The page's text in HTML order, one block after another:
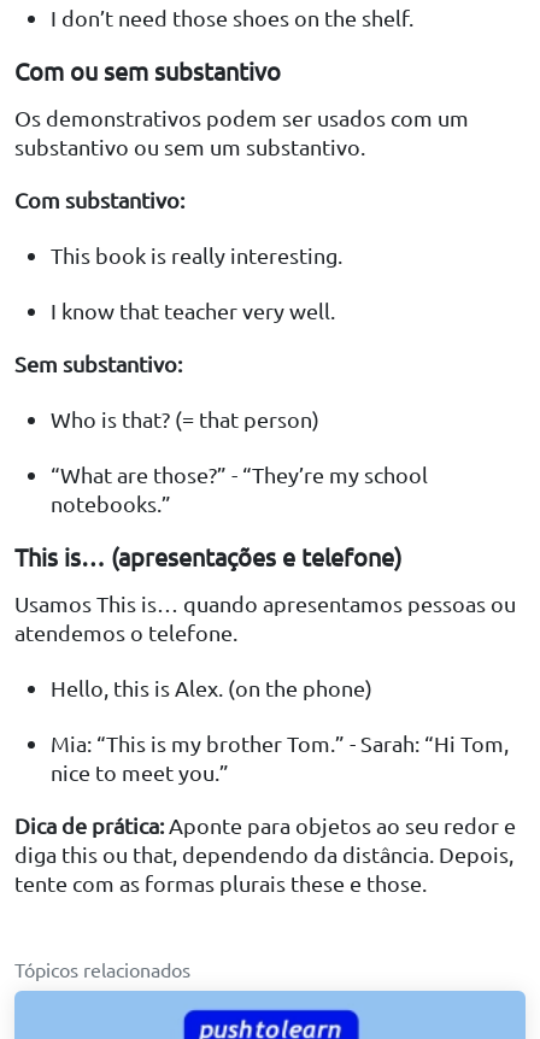
I don’t need those shoes on the shelf.
Com ou sem substantivo
Os demonstrativos podem ser usados com um
substantivo ou sem um substantivo.
Com substantivo:
This book is really interesting.
I know that teacher very well.
Sem substantivo:
Who is that? (= that person)
“What are those?” - “They’re my school
notebooks.”
This is… (apresentações e telefone)
Usamos This is… quando apresentamos pessoas ou
atendemos o telefone.
Hello, this is Alex. (on the phone)
Mia: “This is my brother Tom.” - Sarah: “Hi Tom,
nice to meet you.”
Dica de prática:Aponte para objetos ao seu redor e
diga this ou that, dependendo da distância. Depois,
tente com as formas plurais these e those.
Tópicos relacionados